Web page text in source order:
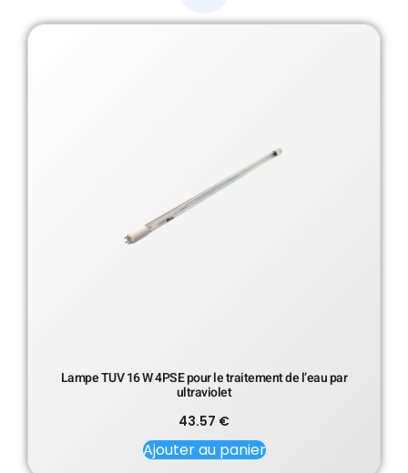
Lampe TUV 16 W 4PSE pour le traitement de l’eau par
ultraviolet
43.57 €
Ajouter au panier